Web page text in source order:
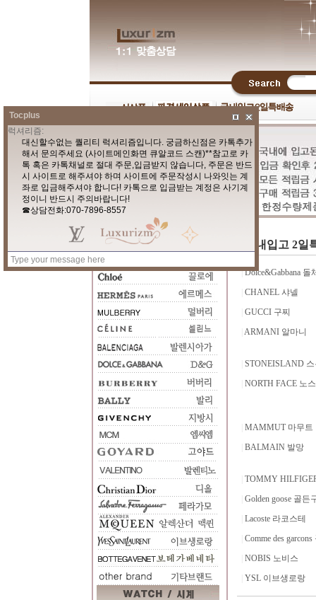
국내입고 2일
| Dolce&Gabbana 돌
CHANEL 샤넬
GUCCI 구찌
ARMANI 알마니
STONEISLAND
NORTH FACE 노
MAMMUT 마무트
BALMAIN 발망
TOMMY
Golden goose 골든
Lacoste 라코스테
Comme des
NOBIS 노비스
YSL 이브생로랑
Tocplus